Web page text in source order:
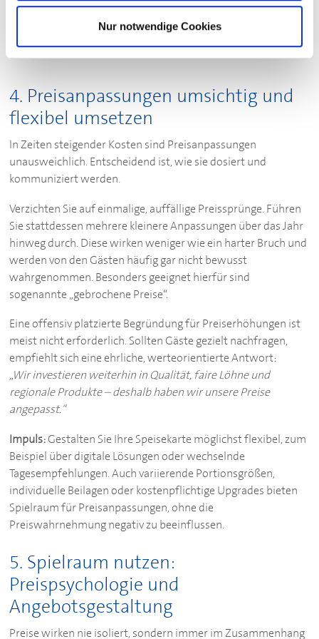
Nur notwendige Cookies
4. Preisanpassungen umsichtig und
flexibel umsetzen
In Zeiten steigender Kosten sind Preisanpassungen
unausweichlich. Entscheidend ist, wie sie dosiert und
kommuniziert werden.
Verzichten Sie auf einmalige, auffällige Preissprünge. Führen
Sie stattdessen mehrere kleinere Anpassungen über das Jahr
hinweg durch. Diese wirken weniger wie ein harter Bruch und
werden von den Gästen häufig gar nicht bewusst
wahrgenommen. Besonders geeignet hierfür sind
sogenannte „gebrochene Preise“.
Eine offensiv platzierte Begründung für Preiserhöhungen ist
meist nicht erforderlich. Sollten Gäste gezielt nachfragen,
empfiehlt sich eine ehrliche, werteorientierte Antwort:
„Wir investieren weiterhin in Qualität, faire Löhne und
regionale Produkte – deshalb haben wir unsere Preise
angepasst.“
Impuls:Gestalten Sie Ihre Speisekarte möglichst flexibel, zum
Beispiel über digitale Lösungen oder wechselnde
Tagesempfehlungen. Auch variierende Portionsgrößen,
individuelle Beilagen oder kostenpflichtige Upgrades bieten
Spielraum für Preisanpassungen, ohne die
Preiswahrnehmung negativ zu beeinflussen.
5. Spielraum nutzen:
Preispsychologie und
Angebotsgestaltung
Preise wirken nie isoliert, sondern immer im Zusammenhang